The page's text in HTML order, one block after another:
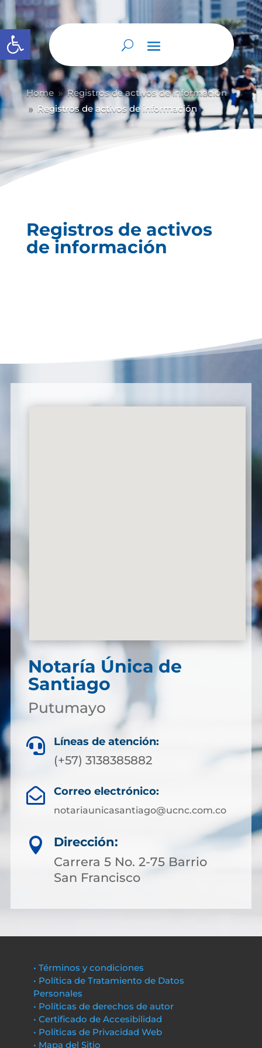
Abrir barra de herramientas
Home 9 Registros de activos de información
9 Registros de activos de información
Registros de activos
de información
Notaría Única de
Santiago
Putumayo
 Líneas de atención:
(+57) 3138385882
 Correo electrónico:
notariaunicasantiago@ucnc.com.co

Dirección:
Carrera 5 No. 2-75 Barrio
San Francisco
• Términos y condiciones
• Política de Tratamiento de Datos
Personales
• Políticas de derechos de autor
• Certificado de Accesibilidad
• Políticas de Privacidad Web
• Mapa del Sitio